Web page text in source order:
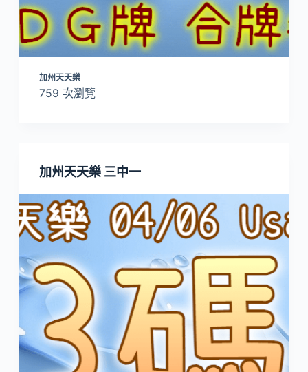
加州天天樂
759 次瀏覽
加州天天樂 三中一